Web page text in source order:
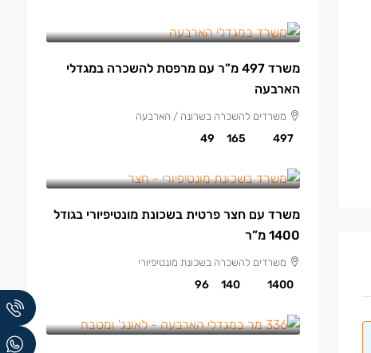
משרד 497 מ”ר עם מרפסת להשכרה במגדלי
הארבעה
משרדים להשכרה בשרונה / הארבעה
497
165
49
משרד עם חצר פרטית בשכונת מונטיפיורי בגודל
1400 מ”ר
משרדים להשכרה בשכונת מונטיפיורי
1400
140
96